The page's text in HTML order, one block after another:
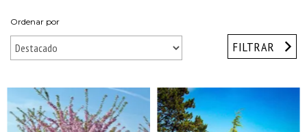
Ordenar por
FILTRAR